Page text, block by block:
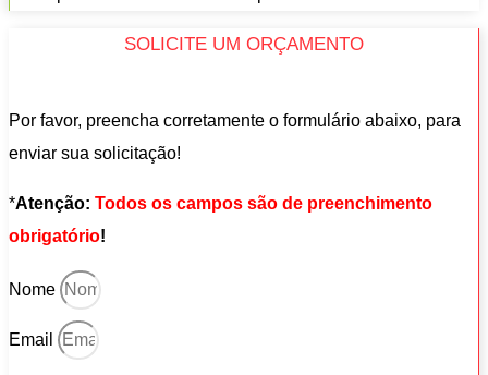
SOLICITE UM ORÇAMENTO
Por favor, preencha corretamente o formulário abaixo, para
enviar sua solicitação!
*Atenção: Todos os campos são de preenchimento
obrigatório!
Nome
Email